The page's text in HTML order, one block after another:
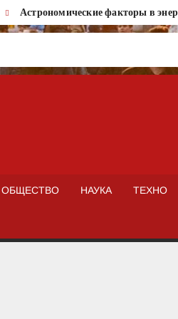
Астрономические факторы в
ОБЩЕСТВО НАУКА ТЕХНО